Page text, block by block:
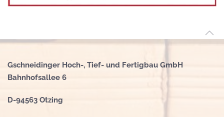
Gschneidinger Hoch-, Tief- und Fertigbau GmbH
Bahnhofsallee 6
D-94563 Otzing